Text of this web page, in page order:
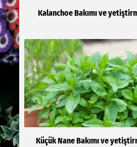
Kalanchoe Bakımı ve
Küçük Nane Bakımı ve